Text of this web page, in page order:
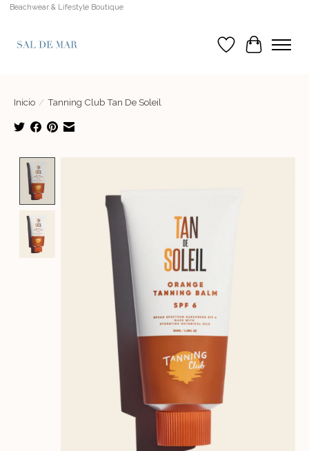
Beachwear & Lifestyle Boutique
Lista de deseos
Cesta
Inicio / Tanning Club Tan De Soleil